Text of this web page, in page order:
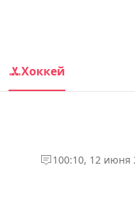
Хоккей
100:10, 12 июня